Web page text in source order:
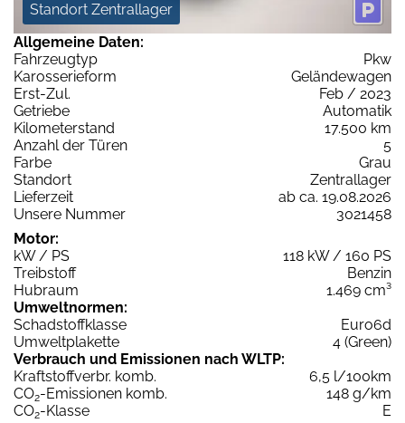
Standort Zentrallager
Allgemeine Daten:
Fahrzeugtyp
Pkw
Karosserieform
Geländewagen
Erst-Zul.
Feb / 2023
Getriebe
Automatik
Kilometerstand
17.500 km
Anzahl der Türen
5
Farbe
Grau
Standort
Zentrallager
Lieferzeit
ab ca. 19.08.2026
Unsere Nummer
3021458
Motor:
kW / PS
118 kW / 160 PS
Treibstoff
Benzin
Hubraum
1.469 cm³
Umweltnormen:
Schadstoffklasse
Euro6d
Umweltplakette
4 (Green)
Verbrauch und Emissionen nach WLTP:
Kraftstoffverbr. komb.
6,5 l/100km
CO2-Emissionen komb.
148 g/km
CO2-Klasse
E